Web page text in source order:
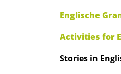
Englische
Activities for
Stories in